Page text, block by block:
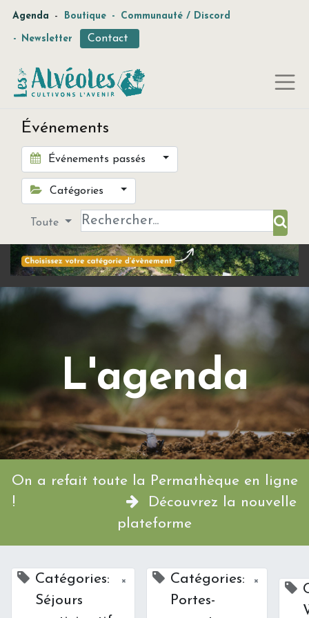
Agenda - Boutique - Communauté / Discord
- Newsletter Contact
Événements
Événements passés
Catégories
Toute
L'agenda
On a refait toute la Permathèque en ligne
!
Découvrez la nouvelle
plateforme
Catégories:
Séjours
×
Catégories:
Portes-
×